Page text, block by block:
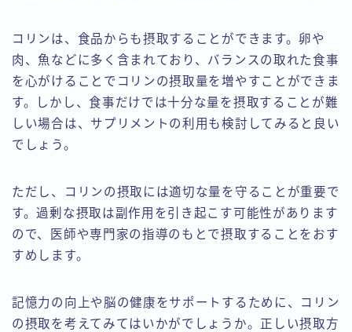
コリンは、食品からも摂取することができます。卵や
肉、魚などに多く含まれており、バランスの取れた食事
を心がけることでコリンの摂取量を増やすことができま
す。しかし、食事だけでは十分な量を摂取することが難
しい場合は、サプリメントの利用も検討してみると良い
でしょう。
ただし、コリンの摂取には適切な量を守ることが重要で
す。過剰な摂取は副作用を引き起こす可能性があります
ので、医師や専門家の指導のもとで摂取することをおす
すめします。
記憶力の向上や脳の健康をサポートするために、コリン
の摂取を考えてみてはいかがでしょうか。正しい摂取方